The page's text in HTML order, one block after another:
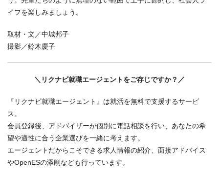
イフを楽しみましょう。
取材・文／中城邦子
撮影／鈴木慶子
＼リクナビ就職エージェントをご存じですか？／
『リクナビ就職エージェント』は就活を無料で支援するサービ
ス。
会員登録後、アドバイザーが個別に電話相談を行い、あなたの希
望や適性に合う企業選びを一緒に考えます。
エージェントだからこそできる求人情報の紹介、面接アドバイス
やOpenESの添削なども行っています。